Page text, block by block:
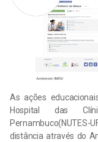
As ações
Hospital das
distância através do